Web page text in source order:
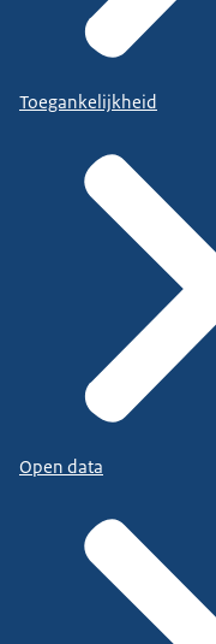
Toegankelijkheid
Open data